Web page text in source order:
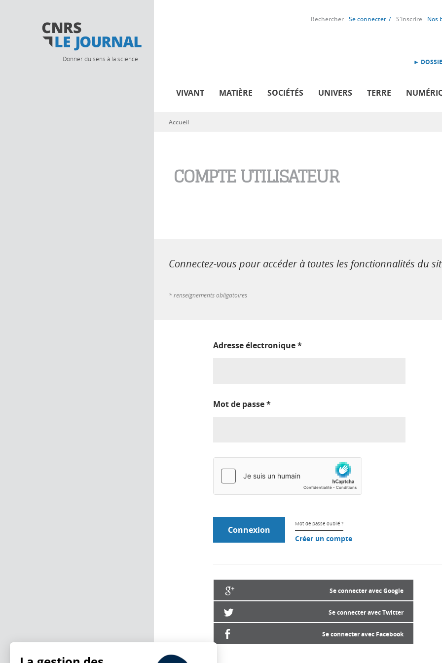
Donner du sens à la science
Rechercher Se connecter S'inscrire Nos
►
VIVANT MATIÈRE SOCIÉTÉS UNIVERS TERRE
Vous êtes ici
Accueil
COMPTE UTILISATEUR
Connectez-vous pour accéder à toutes les fonctionnalités du
* renseignements obligatoires
Adresse électronique*
Mot de passe*
Mot de passe oublié ?
Créer un compte
Se connecter avec Google
Se connecter avec Twitter
Se connecter avec Facebook